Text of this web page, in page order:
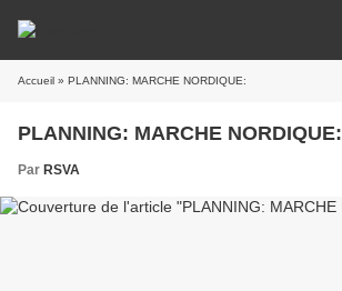
Accueil » PLANNING: MARCHE NORDIQUE:
PLANNING: MARCHE NORDIQUE:
Par RSVA